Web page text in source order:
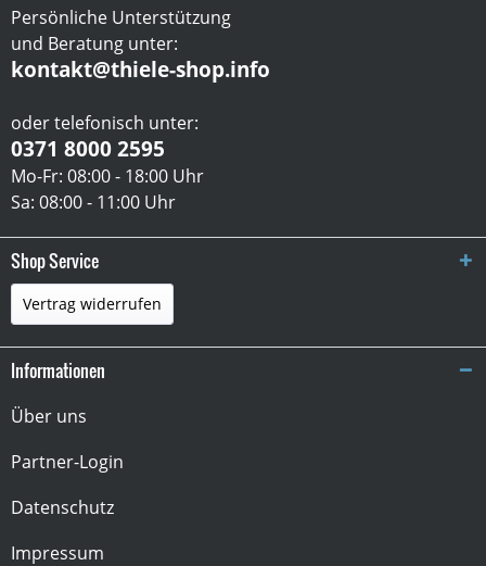
Persönliche Unterstützung
und Beratung unter:
kontakt@thiele-shop.info
oder telefonisch unter:
0371 8000 2595
Mo-Fr: 08:00 - 18:00 Uhr
Sa: 08:00 - 11:00 Uhr
Shop Service
Vertrag widerrufen
Informationen
Über uns
Partner-Login
Datenschutz
Impressum